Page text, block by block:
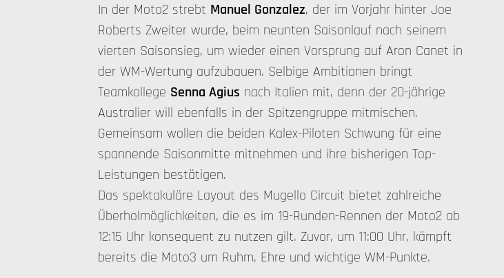
In der Moto2 strebt Manuel Gonzalez, der im Vorjahr hinter Joe
Roberts Zweiter wurde, beim neunten Saisonlauf nach seinem
vierten Saisonsieg, um wieder einen Vorsprung auf Aron Canet in
der WM-Wertung aufzubauen. Selbige Ambitionen bringt
Teamkollege Senna Agius nach Italien mit, denn der 20-jährige
Australier will ebenfalls in der Spitzengruppe mitmischen.
Gemeinsam wollen die beiden Kalex-Piloten Schwung für eine
spannende Saisonmitte mitnehmen und ihre bisherigen Top-
Leistungen bestätigen.
Das spektakuläre Layout des Mugello Circuit bietet zahlreiche
Überholmöglichkeiten, die es im 19-Runden-Rennen der Moto2 ab
12:15 Uhr konsequent zu nutzen gilt. Zuvor, um 11:00 Uhr, kämpft
bereits die Moto3 um Ruhm, Ehre und wichtige WM-Punkte.